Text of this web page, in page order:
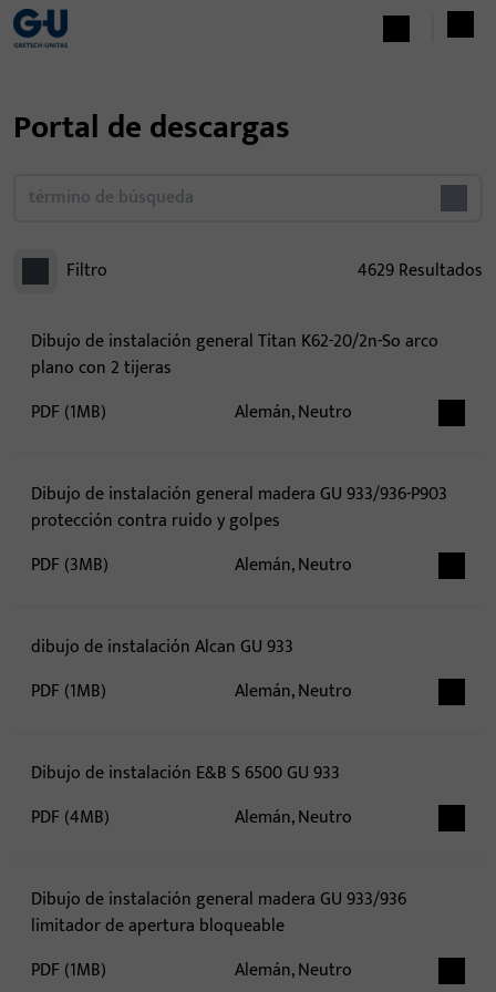
Portal de descargas
Filtro 4629Resultados
Dibujo de instalación general Titan K62-20/2n-So arco
plano con 2 tijeras
PDF (1MB)
Alemán, Neutro
Dibujo de instalación general madera GU 933/936-P903
protección contra ruido y golpes
PDF (3MB)
Alemán, Neutro
dibujo de instalación Alcan GU 933
PDF (1MB)
Alemán, Neutro
Dibujo de instalación E&B S 6500 GU 933
PDF (4MB)
Alemán, Neutro
Dibujo de instalación general madera GU 933/936
limitador de apertura bloqueable
PDF (1MB)
Alemán, Neutro